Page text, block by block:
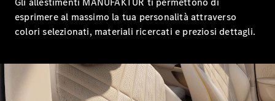
Benz Store
Coupé
esprimere al massimo la tua personalità attraverso
colori selezionati, materiali ricercati e preziosi dettagli.